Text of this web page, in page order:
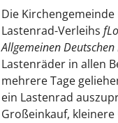
Die
Lastenrad-Verleihs
Allgemeinen
Lastenräder in allen
mehrere Tage
ein Lastenrad
Großeinkauf,